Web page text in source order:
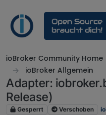
ioBroker Community Home
ioBroker Allgemein
Adapter:
Release)
Gesperrt Verschoben